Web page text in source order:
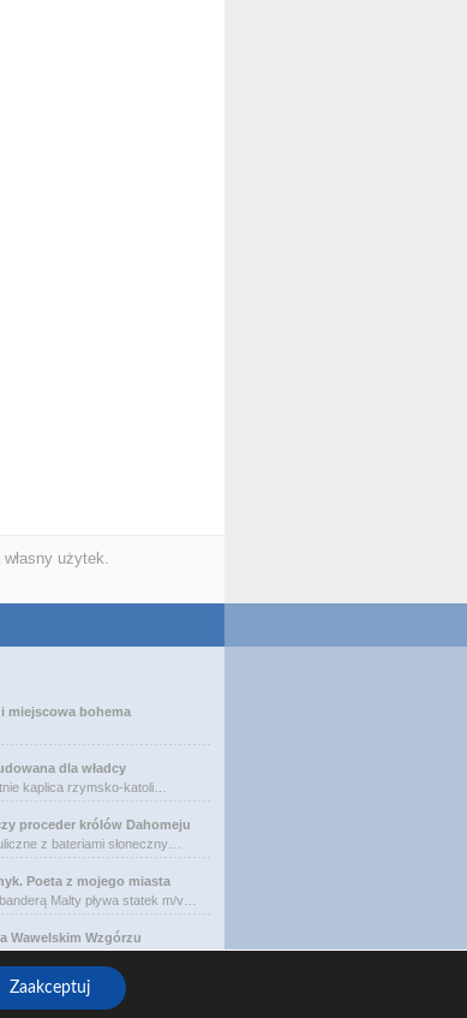
użytek.
miejscowa bohema
dla władcy
kaplica rzymsko-katoli…
proceder królów Dahomeju
z bateriami słoneczny…
Poeta z mojego miasta
Malty pływa statek m/v…
Wawelskim Wzgórzu
redakcja, All rights reserved
Zaakceptuj